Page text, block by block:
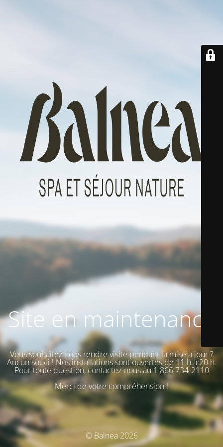
Site en maintenance
Vous souhaitez nous rendre visite pendant la mise à jour ?
Aucun souci ! Nos installations sont ouvertes de 11 h à 20 h.
Pour toute question, contactez-nous au 1 866 734-2110
Merci de votre compréhension !
© Balnea 2026